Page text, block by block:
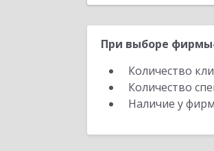
При выборе
Количество
Количество
Наличие у